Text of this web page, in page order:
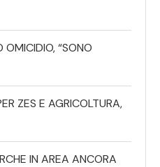
OMICIDIO, “SONO
ZES E AGRICOLTURA,
IN AREA ANCORA